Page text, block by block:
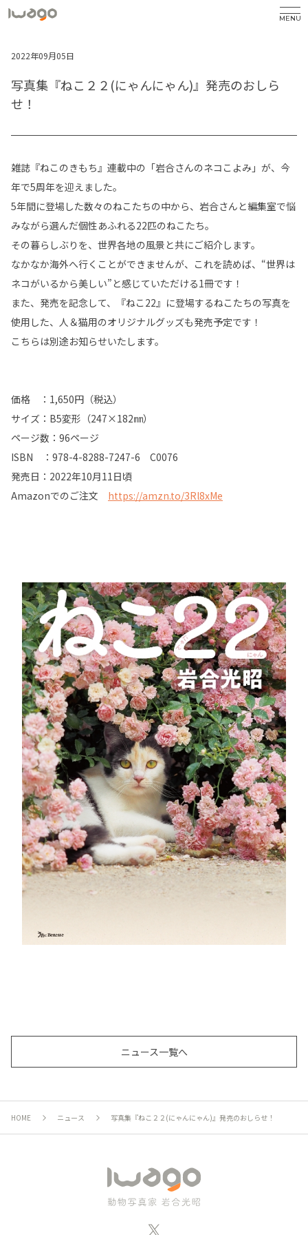
MENU
2022年09月05日
写真集『ねこ２２(にゃんにゃん)』発売のおしら
せ！
雑誌『ねこのきもち』連載中の「岩合さんのネコこよみ」が、今
年で5周年を迎えました。
5年間に登場した数々のねこたちの中から、岩合さんと編集室で悩
みながら選んだ個性あふれる22匹のねこたち。
その暮らしぶりを、世界各地の風景と共にご紹介します。
なかなか海外へ行くことができませんが、これを読めば、“世界は
ネコがいるから美しい”と感じていただける1冊です！
また、発売を記念して、『ねこ22』に登場するねこたちの写真を
使用した、人＆猫用のオリジナルグッズも発売予定です！
こちらは別途お知らせいたします。
価格 ：1,650円（税込）
サイズ：B5変形（247×182㎜）
ページ数：96ページ
ISBN ：978-4-8288-7247-6 C0076
発売日：2022年10月11日頃
Amazonでのご注文 https://amzn.to/3Rl8xMe
ニュース一覧へ
HOME ニュース 写真集『ねこ２２(にゃんにゃん)』発売のおしらせ！